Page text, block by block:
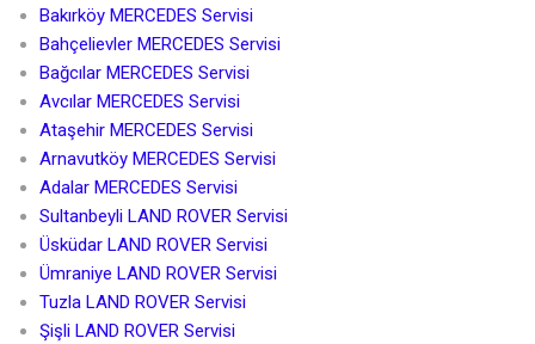
Bakırköy MERCEDES Servisi
Bahçelievler MERCEDES Servisi
Bağcılar MERCEDES Servisi
Avcılar MERCEDES Servisi
Ataşehir MERCEDES Servisi
Arnavutköy MERCEDES Servisi
Adalar MERCEDES Servisi
Sultanbeyli LAND ROVER Servisi
Üsküdar LAND ROVER Servisi
Ümraniye LAND ROVER Servisi
Tuzla LAND ROVER Servisi
Şişli LAND ROVER Servisi